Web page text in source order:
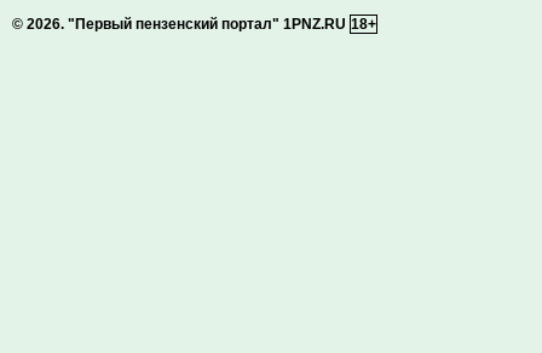
© 2026. "Первый пензенский портал" 1PNZ.RU 18+